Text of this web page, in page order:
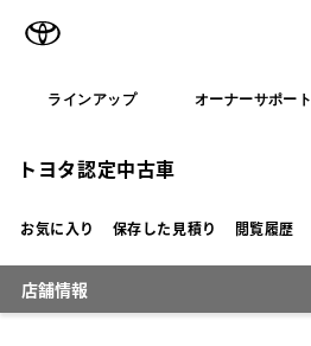
ラインアップ オーナーサポート
トヨタ認定中古車
お気に入り 保存した見積り 閲覧履歴
店舗情報